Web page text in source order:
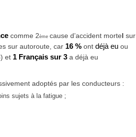
comme 2ème cause d’accident mortel sur
sur autoroute, car 16 % ont déjà eu ou
et 1 Français sur 3 a déjà eu
adoptés par les conducteurs :
sujets à la fatigue ;